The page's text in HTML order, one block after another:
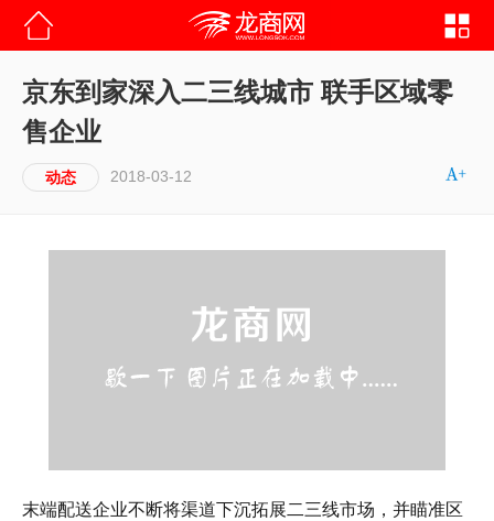
京东到家深入二三线城市 联手区域零
售企业
动态 2018-03-12
末端配送企业不断将渠道下沉拓展二三线市场，并瞄准区